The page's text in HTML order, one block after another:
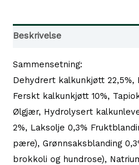
Beskrivelse
Sammensetning:
Dehydrert kalkunkjøtt
Ferskt kalkunkjøtt 10%,
Ølgjær, Hydrolysert
2%, Laksolje 0,3%
pære), Grønnsaksblanding
brokkoli og hundrose),